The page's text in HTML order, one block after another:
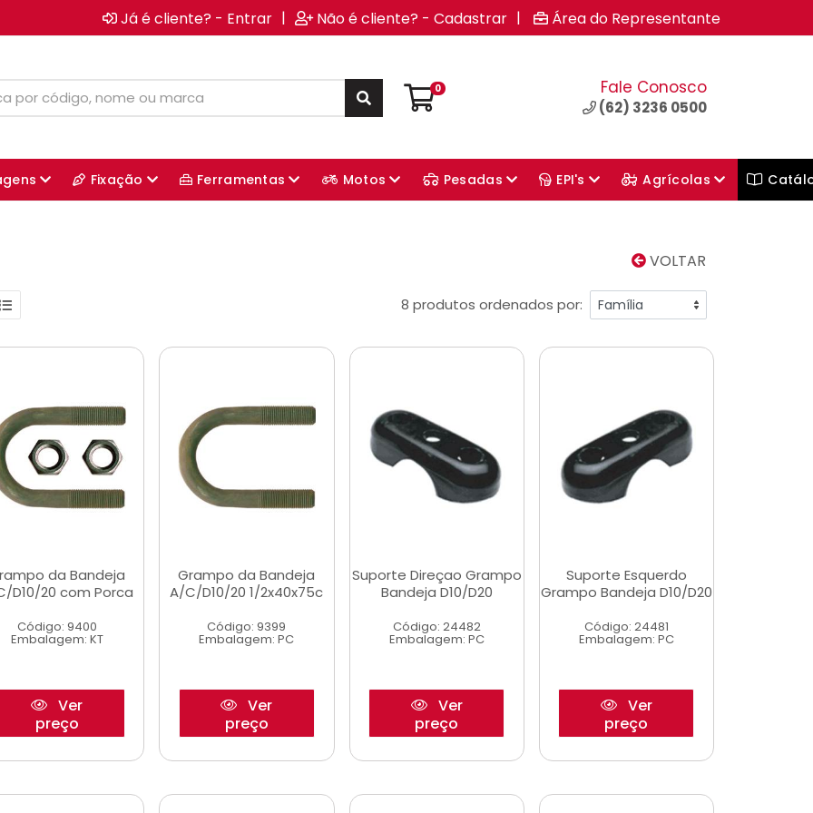
Já é cliente? - Entrar | Não é cliente? - Cadastrar | Área do Representante
0 Fale Conosco
(62) 3236 0500
Fixação Ferramentas Motos Pesadas EPI's Agrícolas
VOLTAR
8 produtos ordenados por:
da Bandeja
D10/20 com Porca
Código: 9400
Embalagem: KT
Ver
preço
Grampo da Bandeja
A/C/D10/20 1/2x40x75c
Código: 9399
Embalagem: PC
Ver
preço
Suporte Direçao Grampo
Bandeja D10/D20
Código: 24482
Embalagem: PC
Ver
preço
Suporte Esquerdo
Grampo Bandeja D10/D20
Código: 24481
Embalagem: PC
Ver
preço